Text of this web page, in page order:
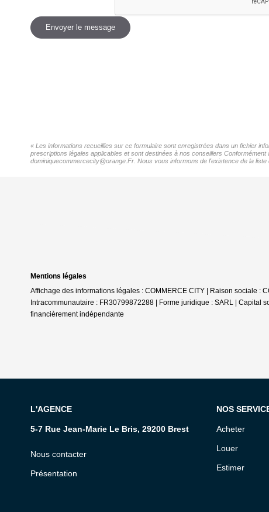
Envoyer le message
« Les informations recueillies sur ce formulaire sont enregistrées dans un fichier
prescriptions légales applicables et sont destinées à nos conseillers
dominiquecommercecity@orange.Fr. Nous vous informons de l'existence de la
Mentions légales
Affichage des informations légales : COMMERCE CITY | Raison sociale :
Intracommunautaire : FR30799872288 | Forme juridique : SARL | Capital
financièrement indépendante
L'AGENCE
5-7 Rue Jean-Marie Le Bris, 29200 Brest
Nous contacter
Présentation
NOS
Acheter
Louer
Estimer